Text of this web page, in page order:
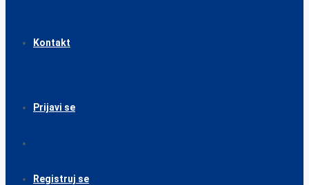
Kontakt
Prijavi se
Registruj se